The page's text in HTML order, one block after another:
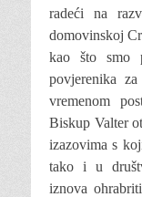
radeći na
domovinskoj
kao što smo
povjerenika
vremenom
Biskup Valter
izazovima s
tako i u
iznova